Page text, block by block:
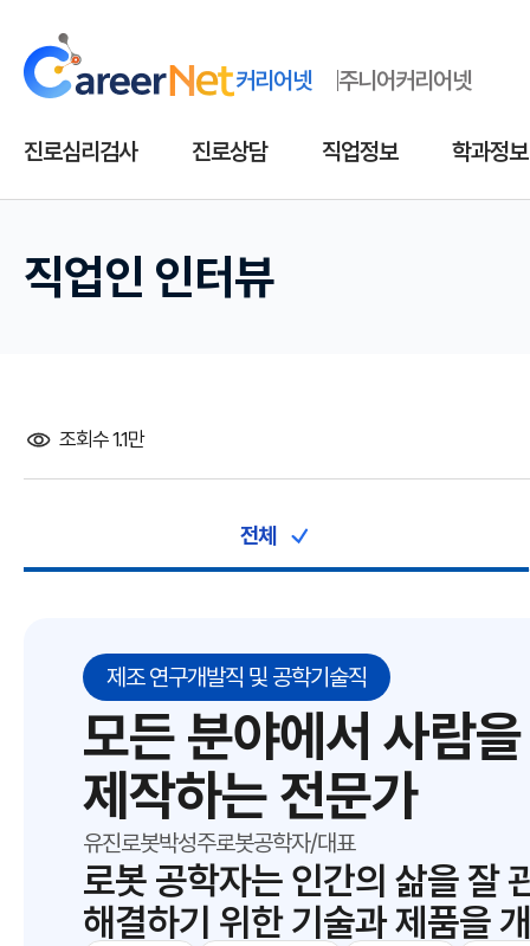
커리어넷 주니어커리어넷
진로심리검사 진로상담 직업정보 학과정보
직업인 인터뷰
조회수 1.1만
전체
제조 연구개발직 및 공학기술직
모든 분야에서 사람
제작하는 전문가
유진로봇박성주로봇공학자/대표
로봇 공학자는 인간의 삶을 잘
해결하기 위한 기술과 제품을